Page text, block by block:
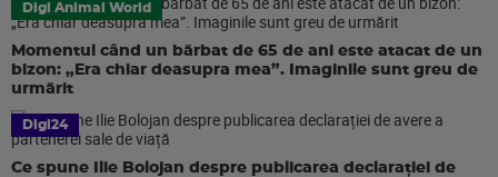
Digi Animal World
Momentul când un bărbat de 65 de ani este atacat de un
bizon: „Era chiar deasupra mea”. Imaginile sunt greu de
urmărit
Digi24
Ce spune Ilie Bolojan despre publicarea declarației de